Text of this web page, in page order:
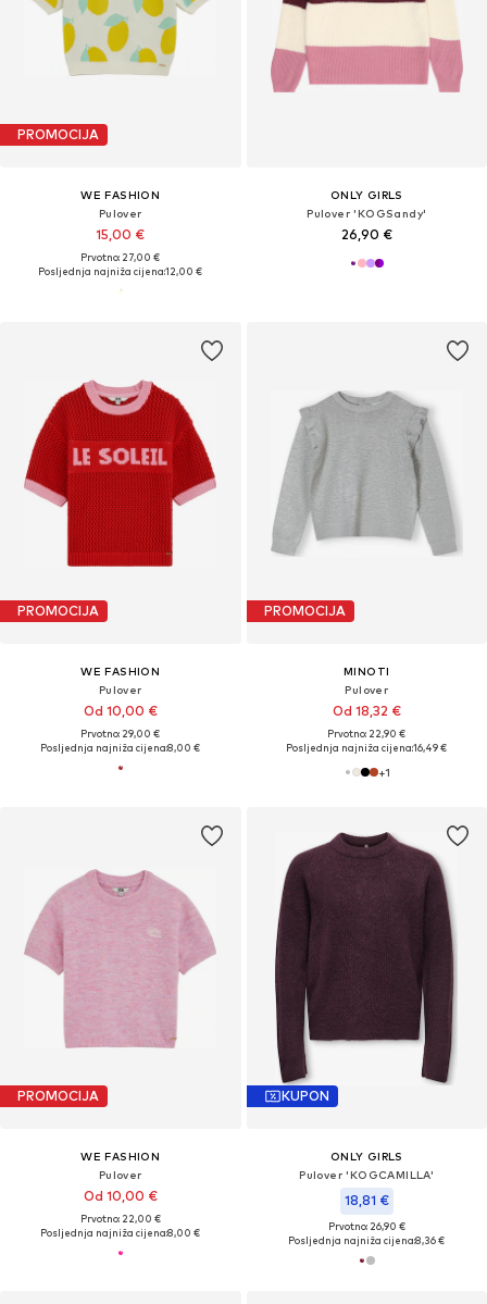
PROMOCIJA
WE FASHION
Pulover
15,00 €
Prvotno: 27,00 €
Posljednja najniža cijena:12,00 €
ONLY GIRLS
Pulover 'KOGSandy'
26,90 €
PROMOCIJA
WE FASHION
Pulover
Od 10,00 €
Prvotno: 29,00 €
Posljednja najniža cijena:8,00 €
PROMOCIJA
MINOTI
Pulover
Od 18,32 €
Prvotno: 22,90 €
Posljednja najniža cijena:16,49 €
+1
PROMOCIJA
WE FASHION
Pulover
Od 10,00 €
Prvotno: 22,00 €
Posljednja najniža cijena:8,00 €
KUPON
ONLY GIRLS
Pulover 'KOGCAMILLA'
18,81 €
Prvotno: 26,90 €
Posljednja najniža cijena:8,36 €